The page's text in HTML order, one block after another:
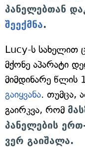
პანელებთან
შეექმნა.
Lucy-ს სახელით
მქონე აპარატი
მიმდინარე წლის
გაიყვანა. თუმცა,
გაირკვა, რომ
პანელების
ვერ გაიშალა.